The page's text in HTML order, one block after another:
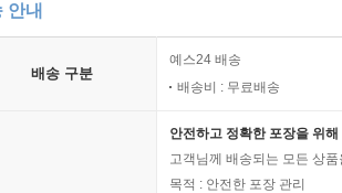
속의 여신 282
화 헤르메스: 경계를 넘는 자 297
안내
배송 구분
예스24 배송
배송비 : 무료배송
안전하고 정확한 포장을 위
고객님께 배송되는 모든 상
목적 : 안전한 포장 관리